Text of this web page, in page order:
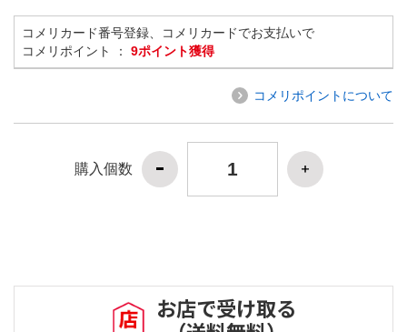
コメリカード番号登録、コメリカードでお支払いで
コメリポイント ： 9ポイント獲得
コメリポイントについて
購入個数
お店で受け取る